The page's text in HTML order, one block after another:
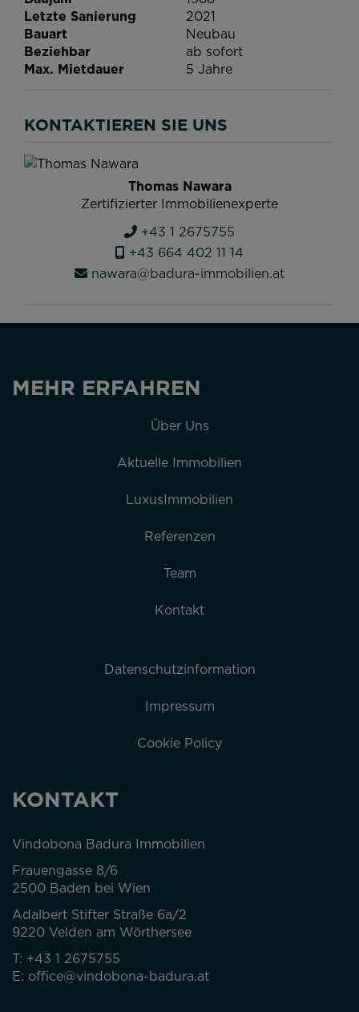
Letzte Sanierung
2021
Bauart
Neubau
Beziehbar
ab sofort
Max. Mietdauer
5 Jahre
KONTAKTIEREN SIE UNS
Thomas Nawara
Zertifizierter Immobilienexperte
+43 1 2675755
+43 664 402 11 14
nawara@badura-immobilien.at
MEHR ERFAHREN
Über Uns
Aktuelle Immobilien
LuxusImmobilien
Referenzen
Team
Kontakt
Datenschutzinformation
Impressum
Cookie Policy
KONTAKT
Vindobona Badura Immobilien
Frauengasse 8/6
2500 Baden bei Wien
Adalbert Stifter Straße 6a/2
9220 Velden am Wörthersee
T: +43 1 2675755
E: office@vindobona-badura.at